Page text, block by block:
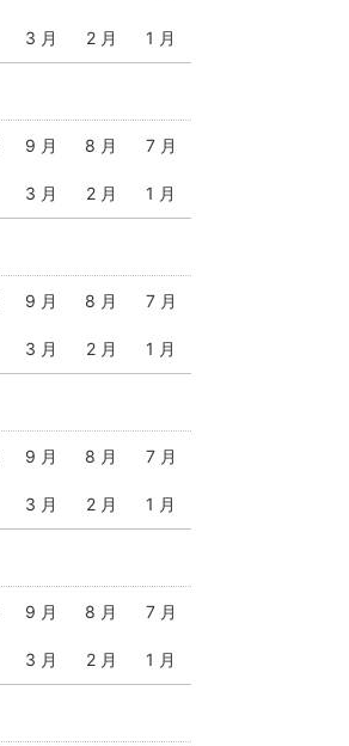
3 月 2 月 1 月
9 月 8 月 7 月
3 月 2 月 1 月
9 月 8 月 7 月
3 月 2 月 1 月
9 月 8 月 7 月
3 月 2 月 1 月
9 月 8 月 7 月
3 月 2 月 1 月